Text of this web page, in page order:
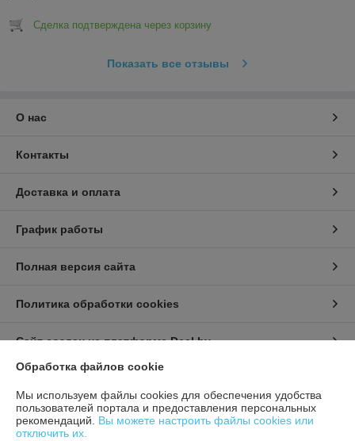
Сделка подтверждена через корзину
Показать все отзывы
О нас
Контакты
Доставка и оплата
График работы
Полная версия сайта
Политика обработки cookies
Сайт создан на платформе Deal.by
Информация для покупателя
Юридическое лицо: ИП Урбанович Виктор Ричардович
231280, Гродненская область, г. Лида, Ул. Ползунова д.26
Обработка файлов cookie
Мы используем файлы cookies для обеспечения удобства
пользователей портала и предоставления персональных
рекомендаций. Вы можете настроить файлы cookies или
отключить их.